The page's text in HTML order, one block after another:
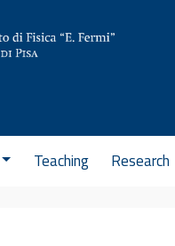
Teaching Research